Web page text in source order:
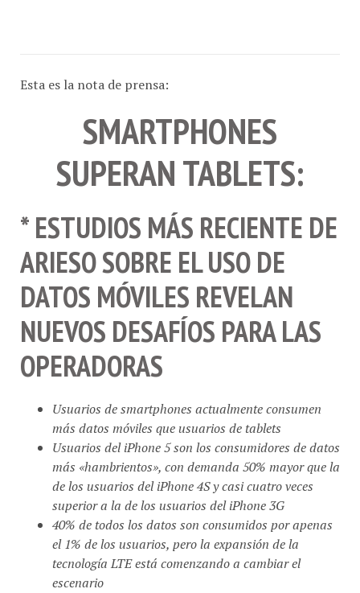
Esta es la nota de prensa:
SMARTPHONES
SUPERAN TABLETS:
* ESTUDIOS MÁS RECIENTE DE
ARIESO SOBRE EL USO DE
DATOS MÓVILES REVELAN
NUEVOS DESAFÍOS PARA LAS
OPERADORAS
Usuarios de smartphones actualmente consumen
más datos móviles que usuarios de tablets
Usuarios del iPhone 5 son los consumidores de datos
más «hambrientos», con demanda 50% mayor que la
de los usuarios del iPhone 4S y casi cuatro veces
superior a la de los usuarios del iPhone 3G
40% de todos los datos son consumidos por apenas
el 1% de los usuarios, pero la expansión de la
tecnología LTE está comenzando a cambiar el
escenario